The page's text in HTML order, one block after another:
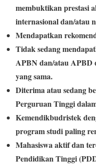
membuktikan prestasi
internasional dan/atau
Mendapatkan
Tidak sedang
APBN dan/atau APBD
yang sama.
Diterima atau sedang
Perguruan Tinggi
Kemendikbudristek
program studi paling
Mahasiswa aktif dan
Pendidikan Tinggi